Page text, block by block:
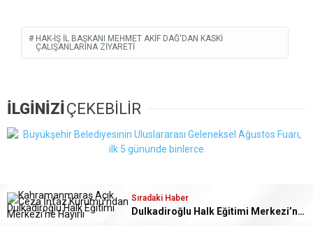
Sıradaki Haber
Büyükşehir, Dulkadiroğlu Kırsalında 45 Milyonluk Yol Yatırımını Tamamladı
Sıradaki Haber
HAK-İŞ İl Başkanı Mehmet Akif Dağ’dan KASKİ Çalışanlarına Ziyareti
HAK-İŞ İL BAŞKANI MEHMET AKIF DAĞ'DAN KASKİ
ÇALIŞANLARINA ZIYARETI
İLGİNİZİÇEKEBİLİR
Sıradaki Haber
Dulkadiroğlu Halk Eğitimi Merkezi’ne Anlamlı Ziyaret